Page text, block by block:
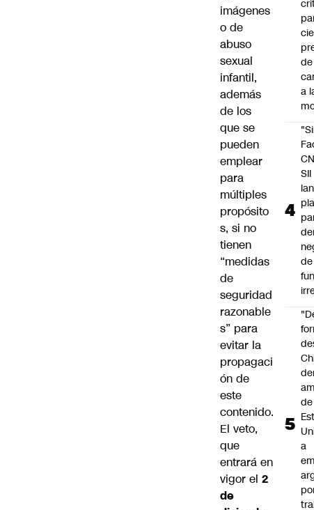
imágenes
o de
abuso
sexual
infantil,
además
de los
que se
pueden
emplear
para
múltiples
propósito
s, si no
tienen
“medidas
de
seguridad
razonable
s” para
evitar la
propagaci
ón de
este
contenido.
El veto,
que
entrará en
vigor el 2
de
de
a
SII
de
de
a